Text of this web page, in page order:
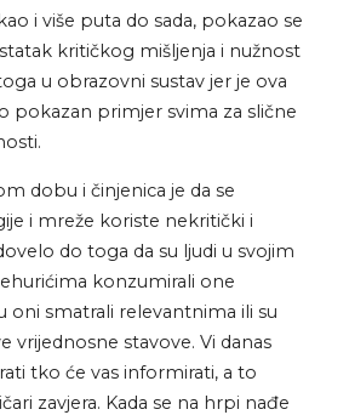
i više puta do sada, pokazao se
kritičkog mišljenja i nužnost
u obrazovni sustav jer je ova
pokazan primjer svima za slične
dobu i činjenica je da se
i mreže koriste nekritički i
do toga da su ljudi u svojim
konzumirali one
oni smatrali relevantnima ili su
vrijednosne stavove. Vi danas
tko će vas informirati, a to
zavjera. Kada se na hrpi nađe